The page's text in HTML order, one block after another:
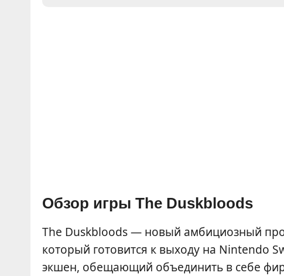
Обзор игры The Duskbloods
The Duskbloods — новый амбициозный
который готовится к выходу на Nintendo
экшен, обещающий объединить в себе